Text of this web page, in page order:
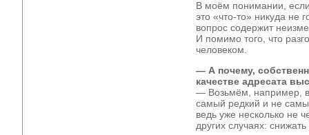
В моём понимании, если
это «что-то» никуда не
вопрос содержит
И помимо того, что
человеком.
— А почему,
качестве адресата
— Возьмём, например,
самый редкий и не
ведь уже несколько не
других случаях: